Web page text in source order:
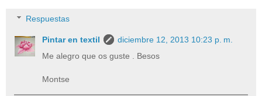
Respuestas
Pintar en textil
diciembre 12, 2013 10:23 p. m.
Me alegro que os guste . Besos
Montse